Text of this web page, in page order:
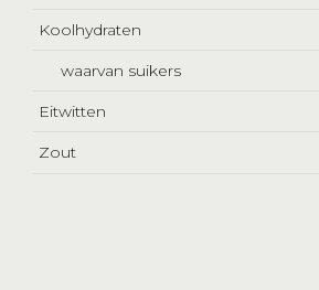
Koolhydraten
waarvan suikers
Eitwitten
Zout